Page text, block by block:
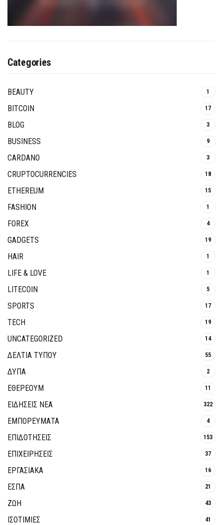
Categories
BEAUTY 1
BITCOIN 17
BLOG 3
BUSINESS 9
CARDANO 3
CRUPTOCURRENCIES 18
ETHEREUM 15
FASHION 1
FOREX 4
GADGETS 19
HAIR 1
LIFE & LOVE 1
LITECOIN 5
SPORTS 17
TECH 19
UNCATEGORIZED 14
ΔΕΛΤΙΑ ΤΥΠΟΥ 55
ΔΥΠΑ 2
ΕΘΈΡΕΟΥΜ 11
ΕΙΔΗΣΕΙΣ ΝΕΑ 322
ΕΜΠΟΡΕΥΜΑΤΑ 4
ΕΠΙΔΟΤΗΣΕΙΣ 153
ΕΠΙΧΕΙΡΗΣΕΙΣ 37
ΕΡΓΑΣΙΑΚΑ 16
ΕΣΠΑ 21
ΖΩΗ 43
ΙΣΟΤΙΜΙΕΣ 41